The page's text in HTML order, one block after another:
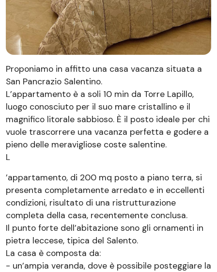
Proponiamo in affitto una casa vacanza situata a
San Pancrazio Salentino.
L’appartamento è a soli 10 min da Torre Lapillo,
luogo conosciuto per il suo mare cristallino e il
magnifico litorale sabbioso. È il posto ideale per chi
vuole trascorrere una vacanza perfetta e godere a
pieno delle meravigliose coste salentine.
L
’appartamento, di 200 mq posto a piano terra, si
presenta completamente arredato e in eccellenti
condizioni, risultato di una ristrutturazione
completa della casa, recentemente conclusa.
Il punto forte dell’abitazione sono gli ornamenti in
pietra leccese, tipica del Salento.
La casa è composta da:
- un’ampia veranda, dove è possibile posteggiare la